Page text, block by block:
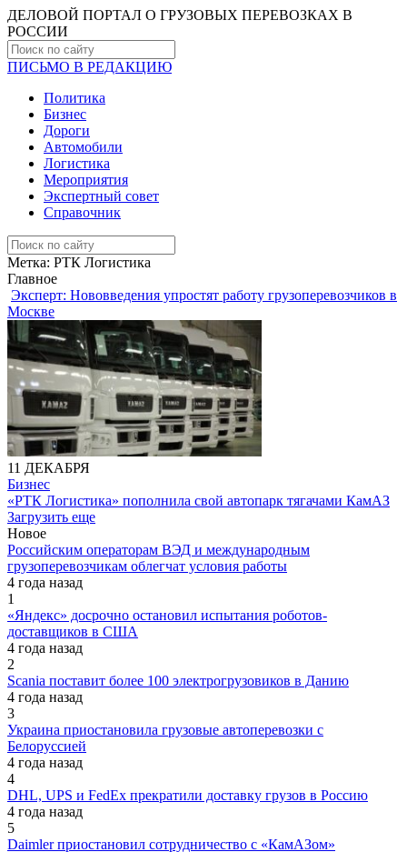
ДЕЛОВОЙ ПОРТАЛ О ГРУЗОВЫХ ПЕРЕВОЗКАХ В
РОCСИИ
ПИСЬМО В РЕДАКЦИЮ
Политика
Бизнес
Дороги
Автомобили
Логистика
Мероприятия
Экспертный совет
Справочник
Метка: РТК Логистика
Главное
Эксперт: Нововведения упростят работу грузоперевозчиков в
Москве
11 ДЕКАБРЯ
Бизнес
«РТК Логистика» пополнила свой автопарк тягачами КамАЗ
Загрузить еще
Новое
Российским операторам ВЭД и международным
грузоперевозчикам облегчат условия работы
4 года назад
1
«Яндекс» досрочно остановил испытания роботов-
доставщиков в США
4 года назад
2
Scania поставит более 100 электрогрузовиков в Данию
4 года назад
3
Украина приостановила грузовые автоперевозки с
Белоруссией
4 года назад
4
DHL, UPS и FedEx прекратили доставку грузов в Россию
4 года назад
5
Daimler приостановил сотрудничество с «КамАЗом»